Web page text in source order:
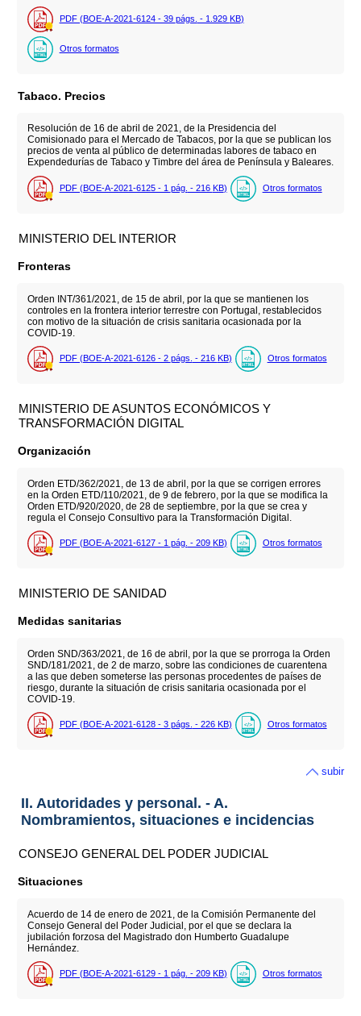
PDF (BOE-A-2021-6124 - 39 págs. - 1.929 KB)
Otros formatos
Tabaco. Precios
Resolución de 16 de abril de 2021, de la Presidencia del
Comisionado para el Mercado de Tabacos, por la que se publican los
precios de venta al público de determinadas labores de tabaco en
Expendedurías de Tabaco y Timbre del área de Península y Baleares.
PDF (BOE-A-2021-6125 - 1 pág. - 216 KB) Otros formatos
MINISTERIO DEL INTERIOR
Fronteras
Orden INT/361/2021, de 15 de abril, por la que se mantienen los
controles en la frontera interior terrestre con Portugal, restablecidos
con motivo de la situación de crisis sanitaria ocasionada por la
COVID-19.
PDF (BOE-A-2021-6126 - 2 págs. - 216 KB) Otros formatos
MINISTERIO DE ASUNTOS ECONÓMICOS Y
TRANSFORMACIÓN DIGITAL
Organización
Orden ETD/362/2021, de 13 de abril, por la que se corrigen errores
en la Orden ETD/110/2021, de 9 de febrero, por la que se modifica la
Orden ETD/920/2020, de 28 de septiembre, por la que se crea y
regula el Consejo Consultivo para la Transformación Digital.
PDF (BOE-A-2021-6127 - 1 pág. - 209 KB) Otros formatos
MINISTERIO DE SANIDAD
Medidas sanitarias
Orden SND/363/2021, de 16 de abril, por la que se prorroga la Orden
SND/181/2021, de 2 de marzo, sobre las condiciones de cuarentena
a las que deben someterse las personas procedentes de países de
riesgo, durante la situación de crisis sanitaria ocasionada por el
COVID-19.
PDF (BOE-A-2021-6128 - 3 págs. - 226 KB) Otros formatos
subir
II. Autoridades y personal. - A.
Nombramientos, situaciones e incidencias
CONSEJO GENERAL DEL PODER JUDICIAL
Situaciones
Acuerdo de 14 de enero de 2021, de la Comisión Permanente del
Consejo General del Poder Judicial, por el que se declara la
jubilación forzosa del Magistrado don Humberto Guadalupe
Hernández.
PDF (BOE-A-2021-6129 - 1 pág. - 209 KB) Otros formatos